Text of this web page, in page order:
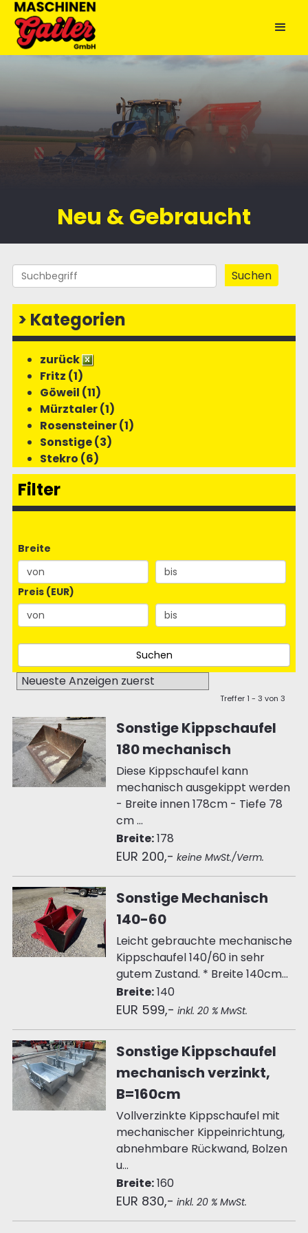
Neu & Gebraucht
> Kategorien
zurück
Fritz (1)
Göweil (11)
Mürztaler (1)
Rosensteiner (1)
Sonstige (3)
Stekro (6)
Filter
Breite
Preis (EUR)
Treffer 1 - 3 von 3
Sonstige Kippschaufel
180 mechanisch
Diese Kippschaufel kann
mechanisch ausgekippt werden
- Breite innen 178cm - Tiefe 78
cm ...
Breite:178
EUR 200,- keine MwSt./Verm.
Sonstige Mechanisch
140-60
Leicht gebrauchte mechanische
Kippschaufel 140/60 in sehr
gutem Zustand. * Breite 140cm...
Breite:140
EUR 599,- inkl. 20 % MwSt.
Sonstige Kippschaufel
mechanisch verzinkt,
B=160cm
Vollverzinkte Kippschaufel mit
mechanischer Kippeinrichtung,
abnehmbare Rückwand, Bolzen
u...
Breite:160
EUR 830,- inkl. 20 % MwSt.